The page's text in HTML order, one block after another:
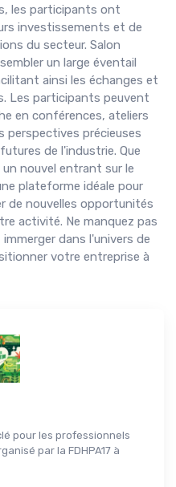
les participants ont
investissements et de
du secteur. Salon
un large éventail
ainsi les échanges et
Les participants peuvent
en conférences, ateliers
précieuses
de l'industrie. Que
nouvel entrant sur le
plateforme idéale pour
de nouvelles opportunités
activité. Ne manquez pas
dans l'univers de
votre entreprise à
pour les professionnels
par la FDHPA17 à